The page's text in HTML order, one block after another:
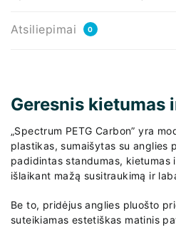
Atsiliepimai 0
Geresnis kietumas
„Spectrum PETG Carbon” yra
plastikas, sumaišytas su anglies
padidintas standumas, kietumas
išlaikant mažą susitraukimą ir
Be to, pridėjus anglies pluošto
suteikiamas estetiškas matinis